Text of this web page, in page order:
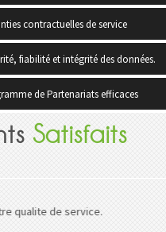
contractuelles de service
fiabilité et intégrité des données.
de Partenariats efficaces
Satisfaits